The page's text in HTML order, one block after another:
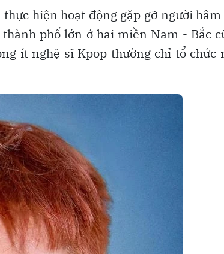
hiện hoạt động gặp gỡ người
phố lớn ở hai miền Nam - Bắc
ít nghệ sĩ Kpop thường chỉ tổ chức